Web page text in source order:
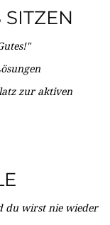
zur aktiven
du wirst nie wieder